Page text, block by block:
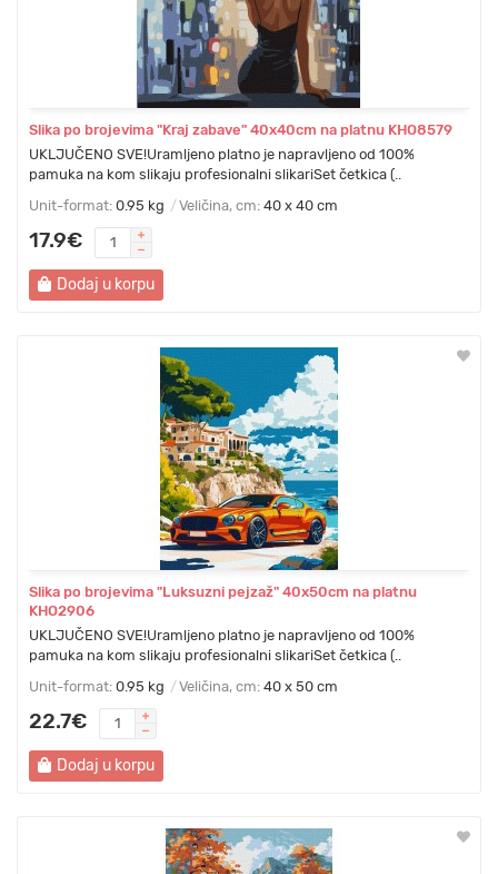
Slika po brojevima "Kraj zabave" 40x40cm na platnu KHO8579
UKLJUČENO SVE!Uramljeno platno je napravljeno od 100%
pamuka na kom slikaju profesionalni slikariSet četkica (..
Unit-format: 0.95 kg Veličina, cm: 40 x 40 cm
17.9€
Dodaj u korpu
Slika po brojevima "Luksuzni pejzaž" 40x50cm na platnu
KHO2906
UKLJUČENO SVE!Uramljeno platno je napravljeno od 100%
pamuka na kom slikaju profesionalni slikariSet četkica (..
Unit-format: 0.95 kg Veličina, cm: 40 x 50 cm
22.7€
Dodaj u korpu